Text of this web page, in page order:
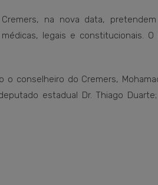
na nova data,
legais e constitucionais.
o conselheiro do Cremers,
estadual Dr. Thiago